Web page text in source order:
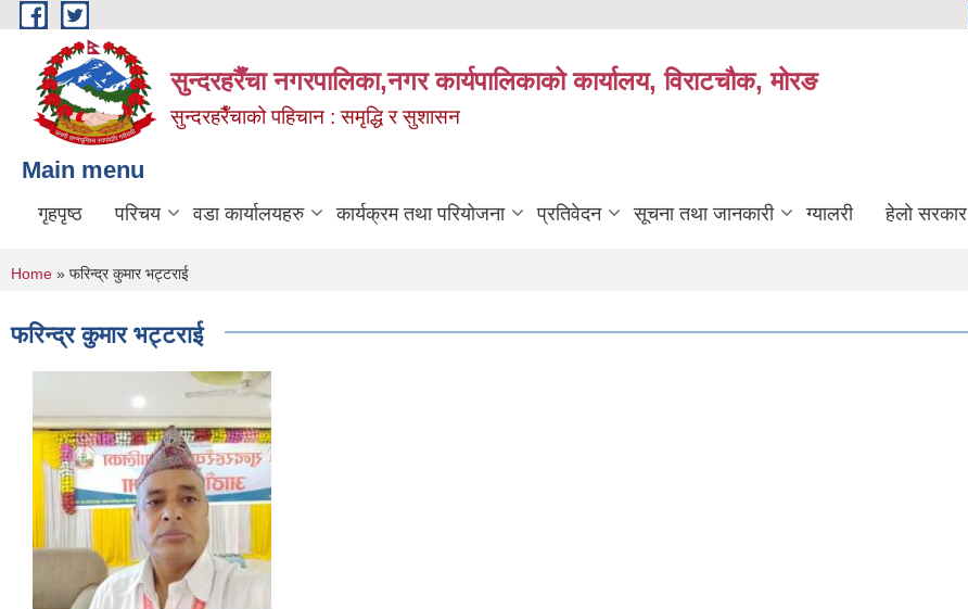
Skip to main content
सुन्दरहरैँचा नगरपालिका,नगर कार्यपालिकाको कार्यालय, विराटचौक, मोरङ
सुन्दरहरैँचाको पहिचान : समृद्धि र सुशासन
Main menu
गृहपृष्ठ परिचय वडा कार्यालयहरु कार्यक्रम तथा परियोजना प्रतिवेदन सूचना तथा जानकारी ग्यालरी हेलो सरकार
You are here
Home » फरिन्द्र कुमार भट्टराई
फरिन्द्र कुमार भट्टराई